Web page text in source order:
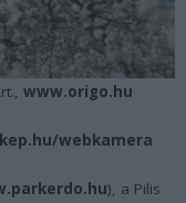
www.origo.hu
webkamera
), a Pilis